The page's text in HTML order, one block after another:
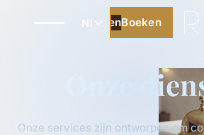
Nl Boeken
Boeken
Onze
Onze services zijn ontworpen om